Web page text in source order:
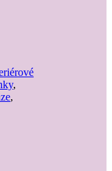
,
,